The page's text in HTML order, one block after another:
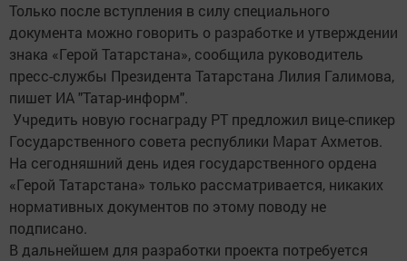
Только после вступления в силу специального
документа можно говорить о разработке и утверждении
знака «Герой Татарстана», сообщила руководитель
пресс-службы Президента Татарстана Лилия Галимова,
пишет ИА "Татар-информ".
Учредить новую госнаграду РТ предложил вице-спикер
Государственного совета республики Марат Ахметов.
На сегодняшний день идея государственного ордена
«Герой Татарстана» только рассматривается, никаких
нормативных документов по этому поводу не
подписано.
В дальнейшем для разработки проекта потребуется